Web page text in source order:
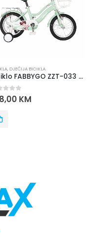
BICIKLA,BICIKLA ZA ODRASLE
0 out of 5
739,00